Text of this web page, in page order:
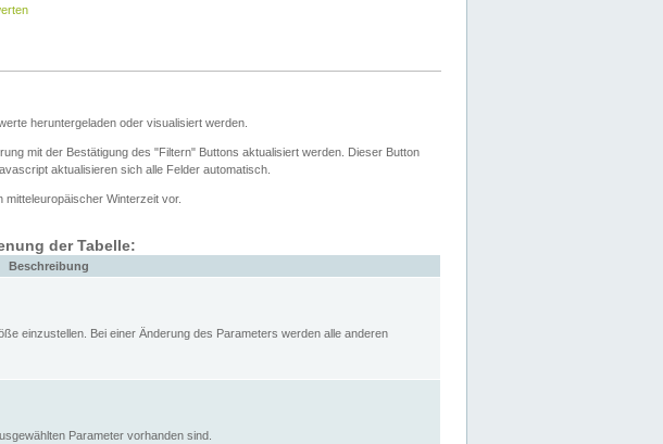
heruntergeladen oder visualisiert werden.
mit der Bestätigung des "Filtern" Buttons aktualisiert werden. Dieser Button
aktualisieren sich alle Felder automatisch.
mitteleuropäischer Winterzeit vor.
der Tabelle:
Beschreibung
einzustellen. Bei einer Änderung des Parameters werden alle anderen
Parameter vorhanden sind.